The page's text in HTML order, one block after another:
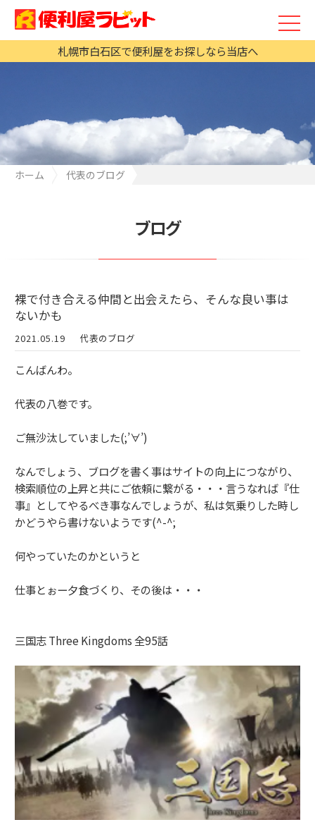
札幌市白石区で便利屋をお探しなら当店へ
ホーム
代表のブログ
ブログ
裸で付き合える仲間と出会えたら、そんな良い事は
ないかも
2021.05.19 代表のブログ
こんばんわ。
代表の八巻です。
ご無沙汰していました(;’∀’)
なんでしょう、ブログを書く事はサイトの向上につながり、
検索順位の上昇と共にご依頼に繋がる・・・言うなれば『仕
事』としてやるべき事なんでしょうが、私は気乗りした時し
かどうやら書けないようです(^-^;
何やっていたのかというと
仕事とぉー夕食づくり、その後は・・・
三国志Three Kingdoms 全95話